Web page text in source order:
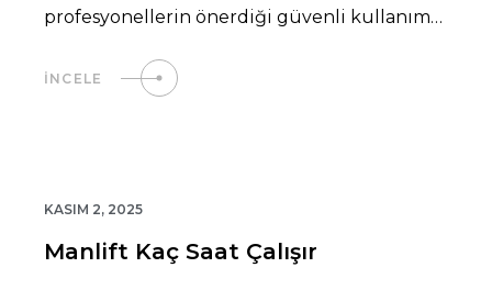
profesyonellerin önerdiği güvenli kullanım
İNCELE
KASIM 2, 2025
Manlift Kaç Saat Çalışır